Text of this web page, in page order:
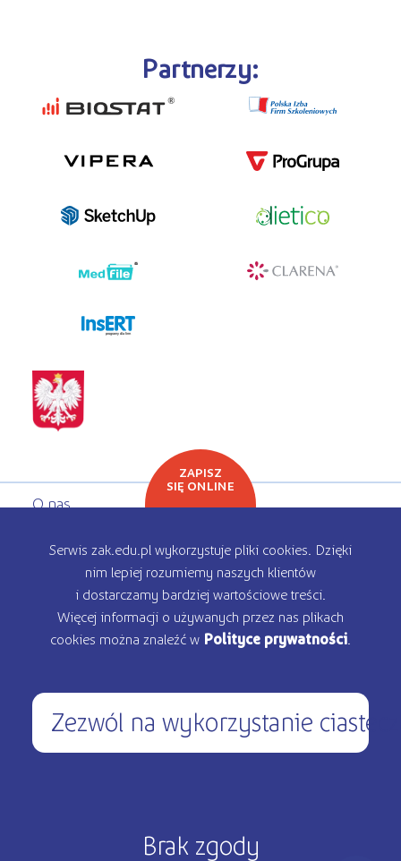
Partnerzy:
programy dla firm
O nas
Oferta edukacyjna
Rekrutacja
Kontakt
ZAPISZ
SIĘ ONLINE
Serwis zak.edu.pl wykorzystuje pliki cookies. Dzięki
nim lepiej rozumiemy naszych klientów
i dostarczamy bardziej wartościowe treści.
Więcej informacji o używanych przez nas plikach
cookies można znaleźć w Polityce prywatności
Zezwól na wykorzystanie
Brak zgody